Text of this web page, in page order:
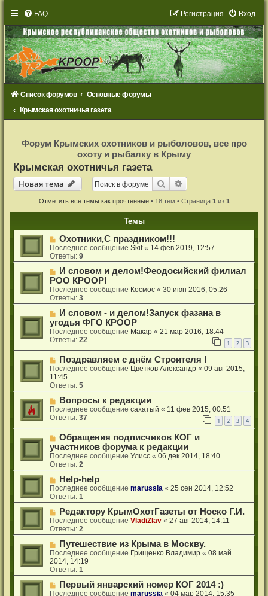
FAQ Вход
Регистрация
Список форумов
Основные форумы
Крымская охотничья газета
с
т
р
а
ц
Форум Крымских охотников и рыболовов, все про
охоту и рыбалку в Крыму
Крымская охотничья газета
Новая тема
Новаятема Поиск
Отметить все темы как прочтённые• 18 тем • Страница 1 из 1
Темы
Охотники,С праздником!!!
Последнее сообщениеSkif« 14 фев 2019, 12:57
Ответы:9
И словом и делом!Феодосийский филиал
РОО КРООР!
Последнее сообщение Космос «30 июн 2016, 05:26
Ответы:3
И словом - и делом!Запуск фазана в
угодья ФГО КРООР
Последнее сообщение Макар «21 мар 2016, 18:44
Ответы:22 1 2 3
Поздравляем с днём Строителя !
Последнее сообщение Цветков Александр «09 авг 2015,
11:45
Ответы:5
Вопросы к редакции
Последнее сообщениесахатый « 11 фев 2015, 00:51
Ответы:37 1 2 3 4
Обращения подписчиков КОГ и
участников форума к редакции
Последнее сообщениеУлисс «06 дек 2014, 18:40
Ответы:2
Help-help
Последнее сообщениеmarussia «25 сен 2014, 12:52
Ответы:1
Редактору КрымОхотГазеты от Носко Г.И.
Последнее сообщениеVladiZlav «27 авг 2014, 14:11
Ответы:2
Путешествие из Крыма в Москву.
Последнее сообщение Грищенко Владимир «08 май
2014, 14:19
Ответы:1
Первый январский номер КОГ 2014 :)
Последнее сообщениеmarussia «04 мар 2014, 15:35